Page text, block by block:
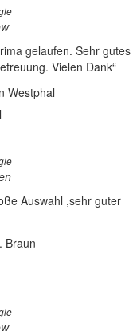
gelaufen. Sehr gutes
Vielen Dank“
Auswahl ,sehr guter